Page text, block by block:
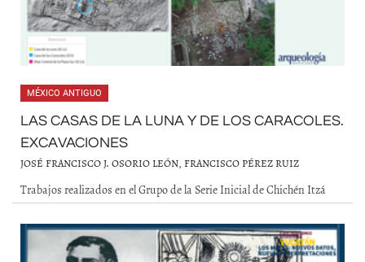
MÉXICO ANTIGUO
LAS CASAS DE LA LUNA Y DE LOS CARACOLES.
EXCAVACIONES
JOSÉ FRANCISCO J. OSORIO LEÓN, FRANCISCO PÉREZ RUIZ
Trabajos realizados en el Grupo de la Serie Inicial de Chichén Itzá